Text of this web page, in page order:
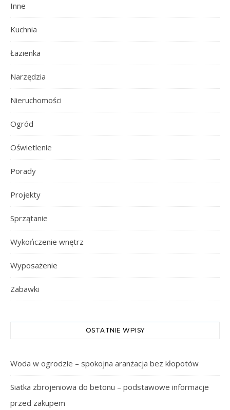
Inne
Kuchnia
Łazienka
Narzędzia
Nieruchomości
Ogród
Oświetlenie
Porady
Projekty
Sprzątanie
Wykończenie wnętrz
Wyposażenie
Zabawki
OSTATNIE WPISY
Woda w ogrodzie – spokojna aranżacja bez kłopotów
Siatka zbrojeniowa do betonu – podstawowe informacje
przed zakupem